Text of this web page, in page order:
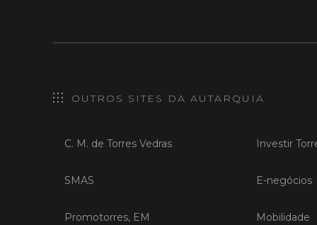
OUTROS SITES DA AUTARQUIA
C. M. de Torres Vedras
SMAS
Promotorres, EM
Investir
E-negócios
Mobilidade